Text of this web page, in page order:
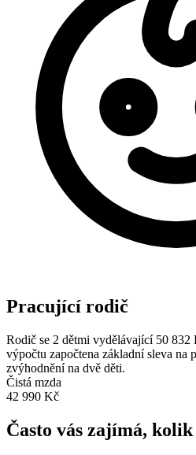
Pracující rodič
Rodič se 2 dětmi vydělávající 50 832
výpočtu započtena základní sleva na
zvýhodnění na dvě děti.
Čistá mzda
42 990 Kč
Často vás zajímá,